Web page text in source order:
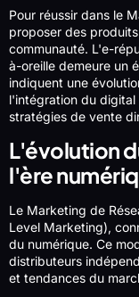
Pour réussir dans le
proposer des
communauté. L'e-
à-oreille demeure un
indiquent une
l'intégration du
stratégies de vente
L'évolution
l'ère
Le Marketing de
Level Marketing),
du numérique. Ce
distributeurs
et tendances du